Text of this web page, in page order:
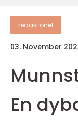
redaktionel
03. November
En